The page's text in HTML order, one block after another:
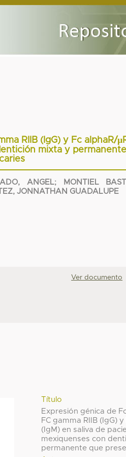
RIIB (IgG) y Fc alphaR/
mixta y
ANGEL;
MONTIEL
JONNATHAN GUADALUPE
Ver documento
Título
Expresión génica de
FC gamma RIIB (IgG)
(IgM) en saliva de
mexiquenses con
permanente que